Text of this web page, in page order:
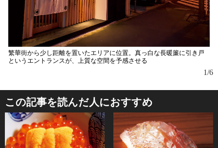
繁華街から少し距離を置いたエリアに位置。真っ白な長暖簾に引き戸
というエントランスが、上質な空間を予感させる
1/6
この記事を読んだ人におすすめ